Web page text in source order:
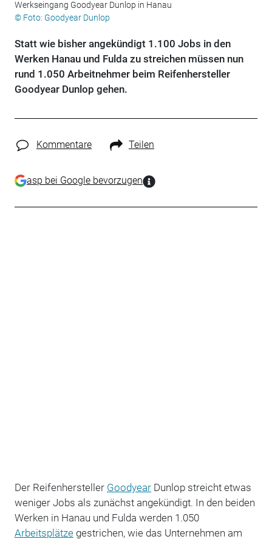
Werkseingang Goodyear Dunlop in Hanau
© Foto: Goodyear Dunlop
Statt wie bisher angekündigt 1.100 Jobs in den
Werken Hanau und Fulda zu streichen müssen nun
rund 1.050 Arbeitnehmer beim Reifenhersteller
Goodyear Dunlop gehen.
Kommentare Teilen
asp bei Google bevorzugen
Der Reifenhersteller GoodyearDunlop streicht etwas
weniger Jobs als zunächst angekündigt. In den beiden
Werken in Hanau und Fulda werden 1.050
Arbeitsplätzegestrichen, wie das Unternehmen am